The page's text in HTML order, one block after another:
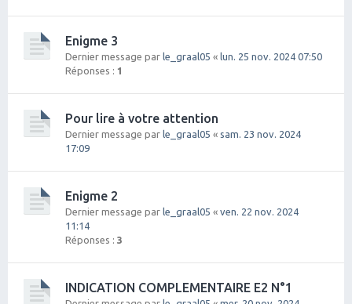
Enigme 3
Dernier message par le_graal05 « lun. 25 nov. 2024 07:50
Réponses : 1
Pour lire à votre attention
Dernier message par le_graal05 « sam. 23 nov. 2024
17:09
Enigme 2
Dernier message par le_graal05 « ven. 22 nov. 2024
11:14
Réponses : 3
INDICATION COMPLEMENTAIRE E2 N°1